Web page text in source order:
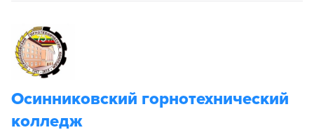
Осинниковский горнотехнический
колледж